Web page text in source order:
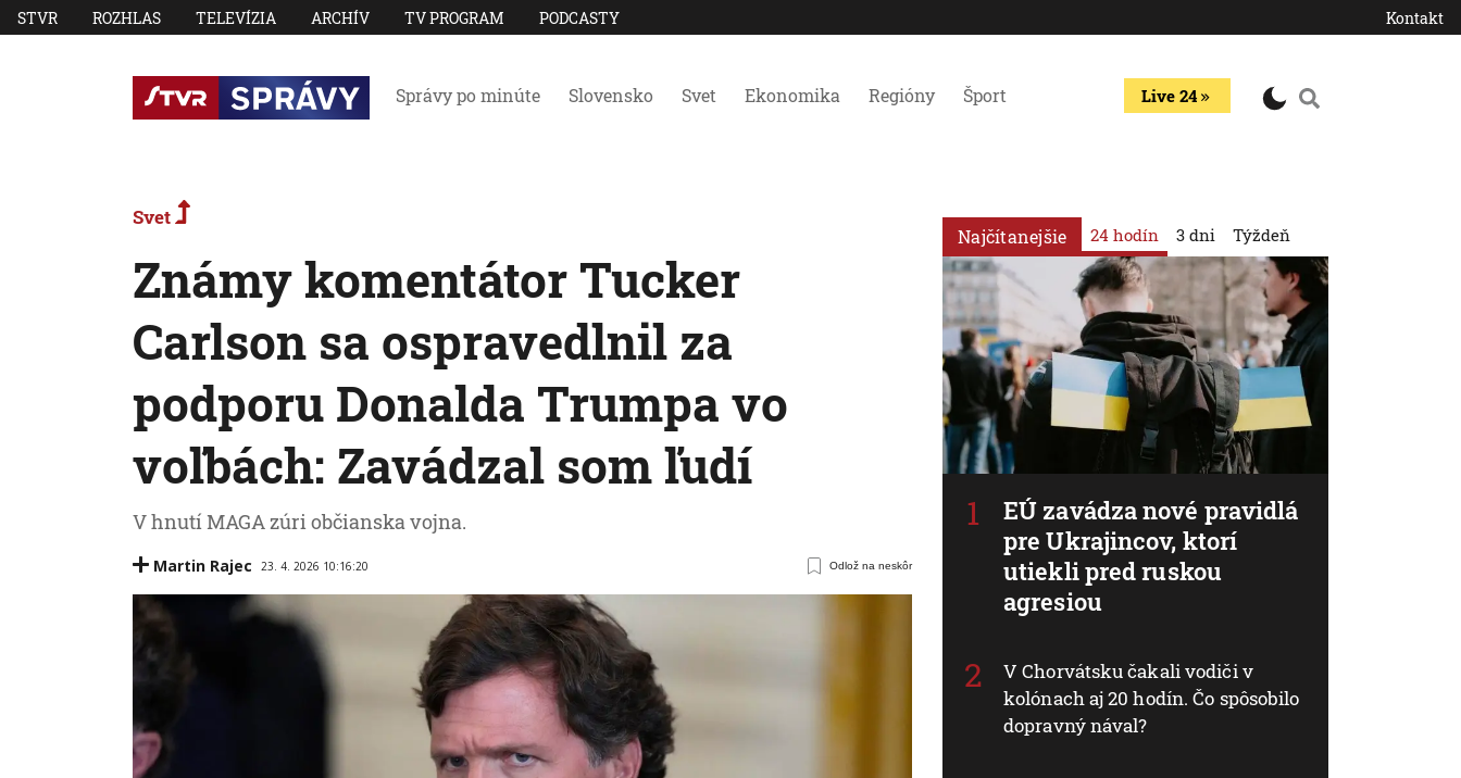
STVR ROZHLAS TELEVÍZIA ARCHÍV TV PROGRAM PODCASTY Kontakt
Správy po minúte Slovensko Svet Ekonomika Regióny Šport Live 24
Svet
Známy komentátor Tucker
Carlson sa ospravedlnil za
podporu Donalda Trumpa vo
voľbách: Zavádzal som ľudí
V hnutí MAGA zúri občianska vojna.
Martin Rajec 23. 4. 2026 10:16:20 Odlož na neskôr
Najčítanejšie 24 hodín
EÚ zavádza nové pravidlá
pre Ukrajincov, ktorí
utiekli pred ruskou
agresiou
V Chorvátsku čakali vodiči v
kolónach aj 20 hodín. Čo spôsobilo
dopravný nával?
3 dni Týždeň